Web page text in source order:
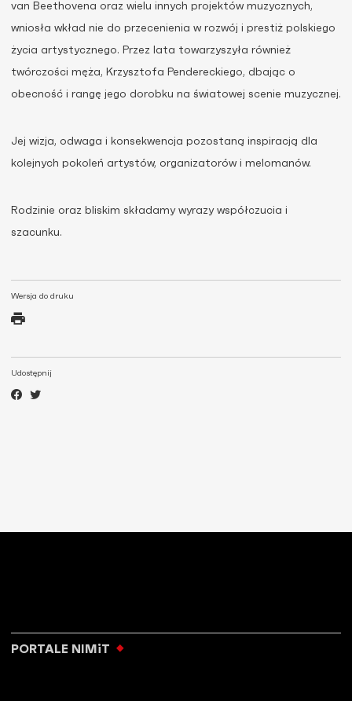
Wersja do druku
Udostępnij
van Beethovena oraz wielu innych projektów muzycznych,
wniosła wkład nie do przecenienia w rozwój i prestiż polskiego
życia artystycznego. Przez lata towarzyszyła również
twórczości męża, Krzysztofa Pendereckiego, dbając o
obecność i rangę jego dorobku na światowej scenie muzycznej.
Jej wizja, odwaga i konsekwencja pozostaną inspiracją dla
kolejnych pokoleń artystów, organizatorów i melomanów.
Rodzinie oraz bliskim składamy wyrazy współczucia i
szacunku.
PORTALE NIMiT